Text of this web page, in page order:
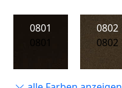
0801
0802
0802